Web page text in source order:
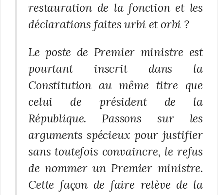
restauration de la fonction et les
déclarations faites urbi et orbi ?
Le poste de Premier ministre est
pourtant inscrit dans la
Constitution au même titre que
celui de président de la
République. Passons sur les
arguments spécieux pour justifier
sans toutefois convaincre, le refus
de nommer un Premier ministre.
Cette façon de faire relève de la